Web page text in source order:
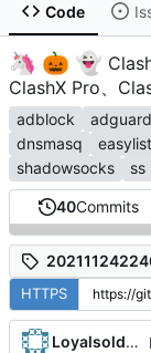
Code
🦄 🎃 👻
ClashX Pro、
adblock adguard
dnsmasq
easylist
shadowsocks
ss
40Commits
HTTPS
Loyalsoldier